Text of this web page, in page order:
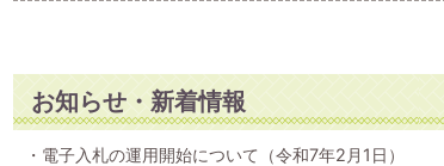
お知らせ・新着情報
・電子入札の運用開始について（令和7年2月1日）